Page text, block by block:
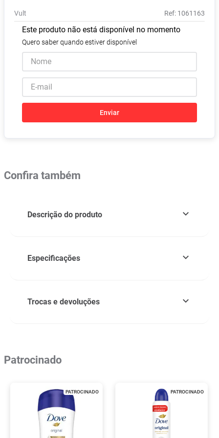
Vult : 1061163
Este produto não está disponível no momento
Quero saber quando estiver disponível
Enviar
Confira também
Descrição do produto
Especificações
Trocas e devoluções
Patrocinado
PATROCINADO PATROCINADO
9º Vitamina D
10º Lavitan